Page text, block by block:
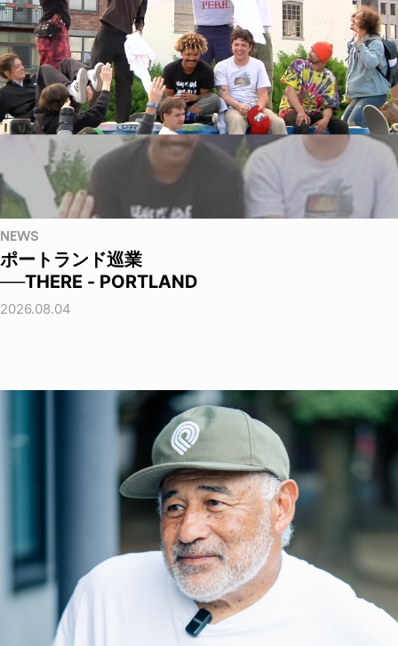
NEWS
ポートランド巡業
──THERE - PORTLAND
2026.08.04